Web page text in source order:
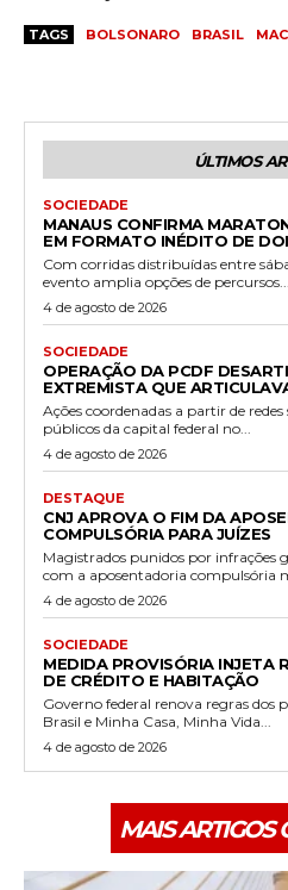
TAGS BOLSONARO BRASIL
ÚLTIMOS
SOCIEDADE
MANAUS CONFIRMA
EM FORMATO INÉDITO DE
Com corridas distribuídas entre
evento amplia opções de percursos...
4 de agosto de 2026
SOCIEDADE
OPERAÇÃO DA PCDF
EXTREMISTA QUE
Ações coordenadas a partir de
públicos da capital federal no...
4 de agosto de 2026
DESTAQUE
CNJ APROVA O FIM DA
COMPULSÓRIA PARA JUÍZES
Magistrados punidos por infrações
com a aposentadoria compulsória
4 de agosto de 2026
SOCIEDADE
MEDIDA PROVISÓRIA INJETA
DE CRÉDITO E HABITAÇÃO
Governo federal renova regras dos
Brasil e Minha Casa, Minha Vida...
4 de agosto de 2026
MAIS ARTIGOS